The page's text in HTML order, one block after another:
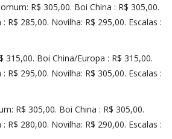
R$ 305,00. Boi China : R$ 305,00.
R$ 285,00. Novilha: R$ 295,00. Escalas :
315,00. Boi China/Europa : R$ 315,00.
R$ 295,00. Novilha: R$ 305,00. Escalas :
R$ 305,00. Boi China : R$ 305,00.
R$ 280,00. Novilha: R$ 290,00. Escalas :